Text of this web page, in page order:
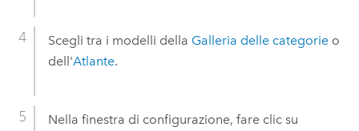
Scegli tra i modelli della Galleria delle categorieo
dell'Atlante.
Nella finestra di configurazione, fare clic su